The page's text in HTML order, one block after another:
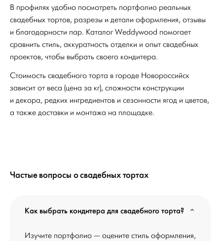
В профилях удобно посмотреть портфолио реальных
свадебных тортов, разрезы и детали оформления, отзывы
и благодарности пар. Каталог Weddywood помогает
сравнить стиль, аккуратность отделки и опыт свадебных
проектов, чтобы выбрать своего кондитера.
Стоимость свадебного торта в городе Новороссийск
зависит от веса (цена за кг), сложности конструкции
и декора, редких ингредиентов и сезонности ягод и цветов,
а также доставки и монтажа на площадке.
Частые вопросы о свадебных тортах
Как выбрать кондитера для свадебного торта?
Изучите портфолио — оцените стиль оформления,